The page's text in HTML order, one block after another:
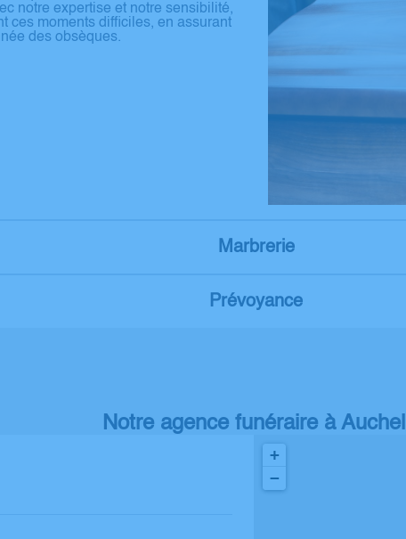
notre expertise et notre sensibilité,
ces moments difficiles, en assurant
des obsèques.
Marbrerie
Prévoyance
Notre agence funéraire à Auchel
+
−